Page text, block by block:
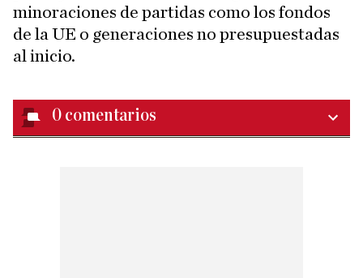
minoraciones de partidas como los fondos
de la UE o generaciones no presupuestadas
al inicio.
0 comentarios